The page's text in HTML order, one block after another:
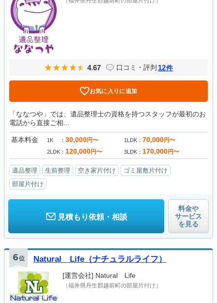
4.67 口コミ・評判 12件
お気に入りに追加
「ななつや」では、遺品整理士の資格を持つスタッフが最初のお
電話から直接ご相...
基本料金 1K 30,000円〜 1LDK 70,000円〜
2LDK 120,000円〜 3LDK 170,000円〜
遺品整理 生前整理 空き家片付け
ゴミ屋敷片付け
部屋片付け
見積もり依頼・相談
料金や
サービス
を見る
6位 Natural Life（ナチュラルライフ）
[運営会社] Natural Life
（福井県丹生郡越前町の部屋片付け）